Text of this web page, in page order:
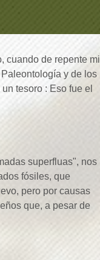
cuando de repente mi
y de los
tesoro : Eso fue el
superfluas", nos
fósiles, que
pero por causas
que, a pesar de